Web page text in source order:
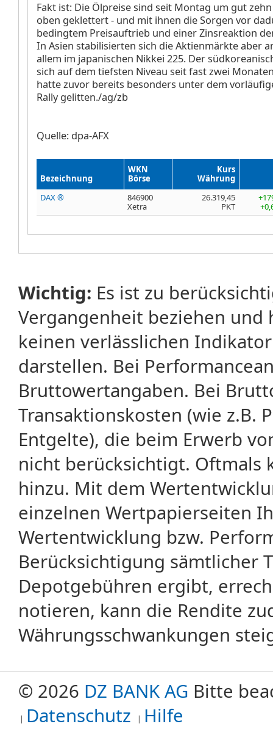
Fakt ist: Die Ölpreise sind seit Montag um gut
oben geklettert - und mit ihnen die Sorgen vor
bedingtem Preisauftrieb und einer Zinsreaktion
In Asien stabilisierten sich die Aktienmärkte aber
allem im japanischen Nikkei 225. Der
sich auf dem tiefsten Niveau seit fast zwei
hatte zuvor bereits besonders unter dem
Rally gelitten./ag/zb
Quelle: dpa-AFX
Bezeichnung
WKN
Börse
Kurs
Währung
DAX ®
846900
Xetra
26.319,45
PKT
Wichtig: Es ist zu
Vergangenheit beziehen
keinen verlässlichen
darstellen. Bei
Bruttowertangaben. Bei
Transaktionskosten (wie z.B.
Entgelte), die beim Erwerb
nicht berücksichtigt. Oftmals
hinzu. Mit dem
einzelnen Wertpapierseiten
Wertentwicklung bzw.
Berücksichtigung sämtlicher
Depotgebühren ergibt,
notieren, kann die Rendite
Währungsschwankungen
© 2026 DZ BANK AG Bitte
Datenschutz Hilfe